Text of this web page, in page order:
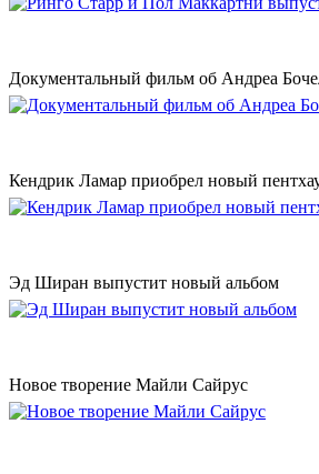
Документальный фильм об Андреа
Кендрик Ламар приобрел новый
Эд Ширан выпустит новый альбом
Новое творение Майли Сайрус